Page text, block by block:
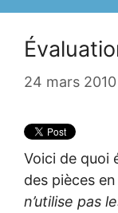
24 mars 2010
Voici de quoi
des pièces
n’utilise pas